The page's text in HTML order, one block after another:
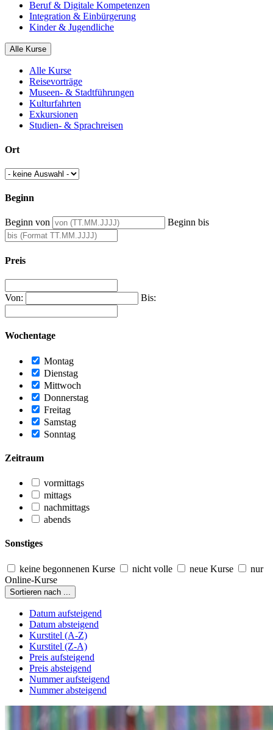
Beruf & Digitale Kompetenzen
Integration & Einbürgerung
Kinder & Jugendliche
Alle Kurse
Alle Kurse
Reisevorträge
Museen- & Stadtführungen
Kulturfahrten
Exkursionen
Studien- & Sprachreisen
Ort
Beginn
Beginn von Beginn bis
Preis
Von: Bis:
Wochentage
Montag
Dienstag
Mittwoch
Donnerstag
Freitag
Samstag
Sonntag
Zeitraum
vormittags
mittags
nachmittags
abends
Sonstiges
keine begonnenen Kurse nicht volle neue Kurse
nur
Online-Kurse
Sortieren nach ...
Datum aufsteigend
Datum absteigend
Kurstitel (A-Z)
Kurstitel (Z-A)
Preis aufsteigend
Preis absteigend
Nummer aufsteigend
Nummer absteigend